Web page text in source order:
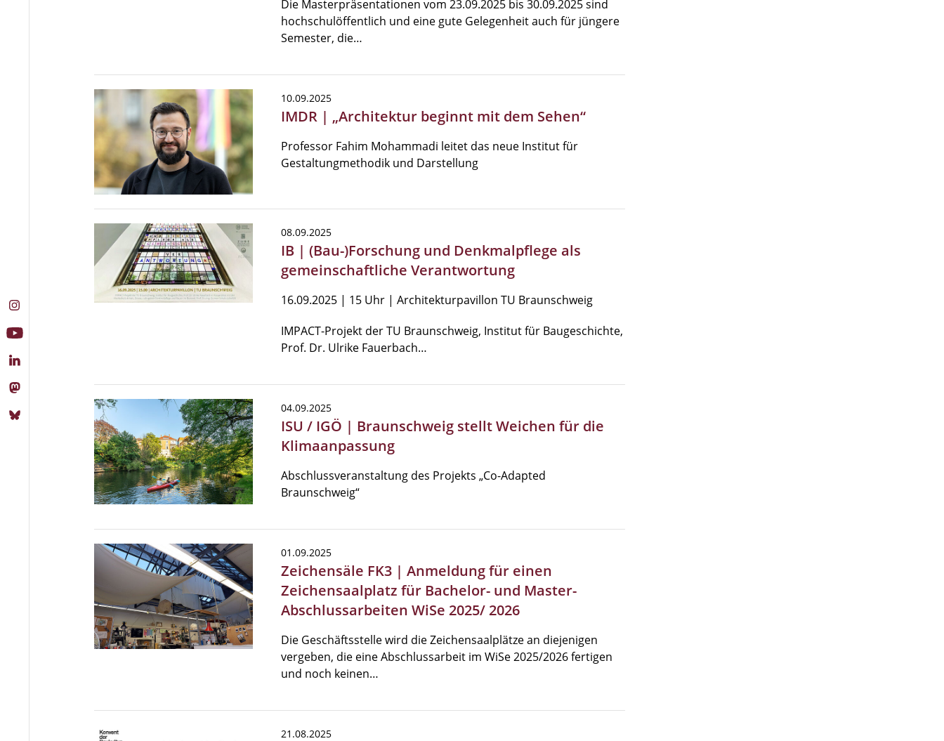
Die Masterpräsentationen vom 23.09.2025 bis 30.09.2025 sind
hochschulöffentlich und eine gute Gelegenheit auch für jüngere
Semester, die…
10.09.2025
IMDR | „Architektur beginnt mit dem Sehen“
Professor Fahim Mohammadi leitet das neue Institut für
Gestaltungmethodik und Darstellung
08.09.2025
IB | (Bau-)Forschung und Denkmalpflege als
gemeinschaftliche Verantwortung
16.09.2025 | 15 Uhr | Architekturpavillon TU Braunschweig
IMPACT-Projekt der TU Braunschweig, Institut für Baugeschichte,
Prof. Dr. Ulrike Fauerbach…
04.09.2025
ISU / IGÖ | Braunschweig stellt Weichen für die
Klimaanpassung
Abschlussveranstaltung des Projekts „Co-Adapted
Braunschweig“
01.09.2025
Zeichensäle FK3 | Anmeldung für einen
Zeichensaalplatz für Bachelor- und Master-
Abschlussarbeiten WiSe 2025/ 2026
Die Geschäftsstelle wird die Zeichensaalplätze an diejenigen
vergeben, die eine Abschlussarbeit im WiSe 2025/2026 fertigen
und noch keinen…
21.08.2025